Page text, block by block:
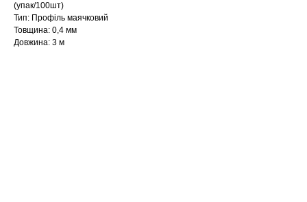
(упак/100шт)
Тип: Профіль маячковий
Товщина: 0,4 мм
Довжина: 3 м